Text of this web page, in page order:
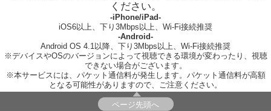
ください。
-iPhone/iPad-
iOS6以上、下り3Mbps以上、Wi-Fi接続推奨
-Android-
Android OS 4.1以降、下り3Mbps以上、Wi-Fi接続推奨
※デバイスやOSのバージョンによって視聴できる環境が変わったり、視聴
できない場合がございます。
※本サービスには、パケット通信料が発生します。パケット通信料が高額
となる可能性がありますので、ご注意ください。
ページ先頭へ